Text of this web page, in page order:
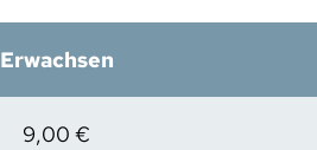
Erwachsen
9,00 €